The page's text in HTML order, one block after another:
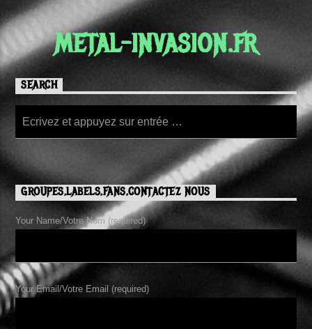
METAL-INVASION.FR
SEARCH
GROUPES,LABELS,FANS,CONTACTEZ NOUS
Your Name/Votre Nom (required)
Your Email/Votre Email (required)